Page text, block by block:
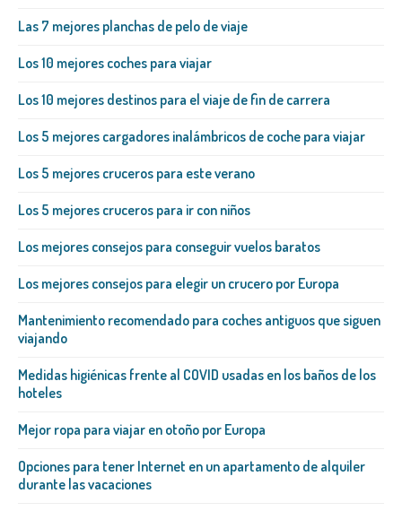
Las 7 mejores planchas de pelo de viaje
Los 10 mejores coches para viajar
Los 10 mejores destinos para el viaje de fin de carrera
Los 5 mejores cargadores inalámbricos de coche para viajar
Los 5 mejores cruceros para este verano
Los 5 mejores cruceros para ir con niños
Los mejores consejos para conseguir vuelos baratos
Los mejores consejos para elegir un crucero por Europa
Mantenimiento recomendado para coches antiguos que siguen
viajando
Medidas higiénicas frente al COVID usadas en los baños de los
hoteles
Mejor ropa para viajar en otoño por Europa
Opciones para tener Internet en un apartamento de alquiler
durante las vacaciones